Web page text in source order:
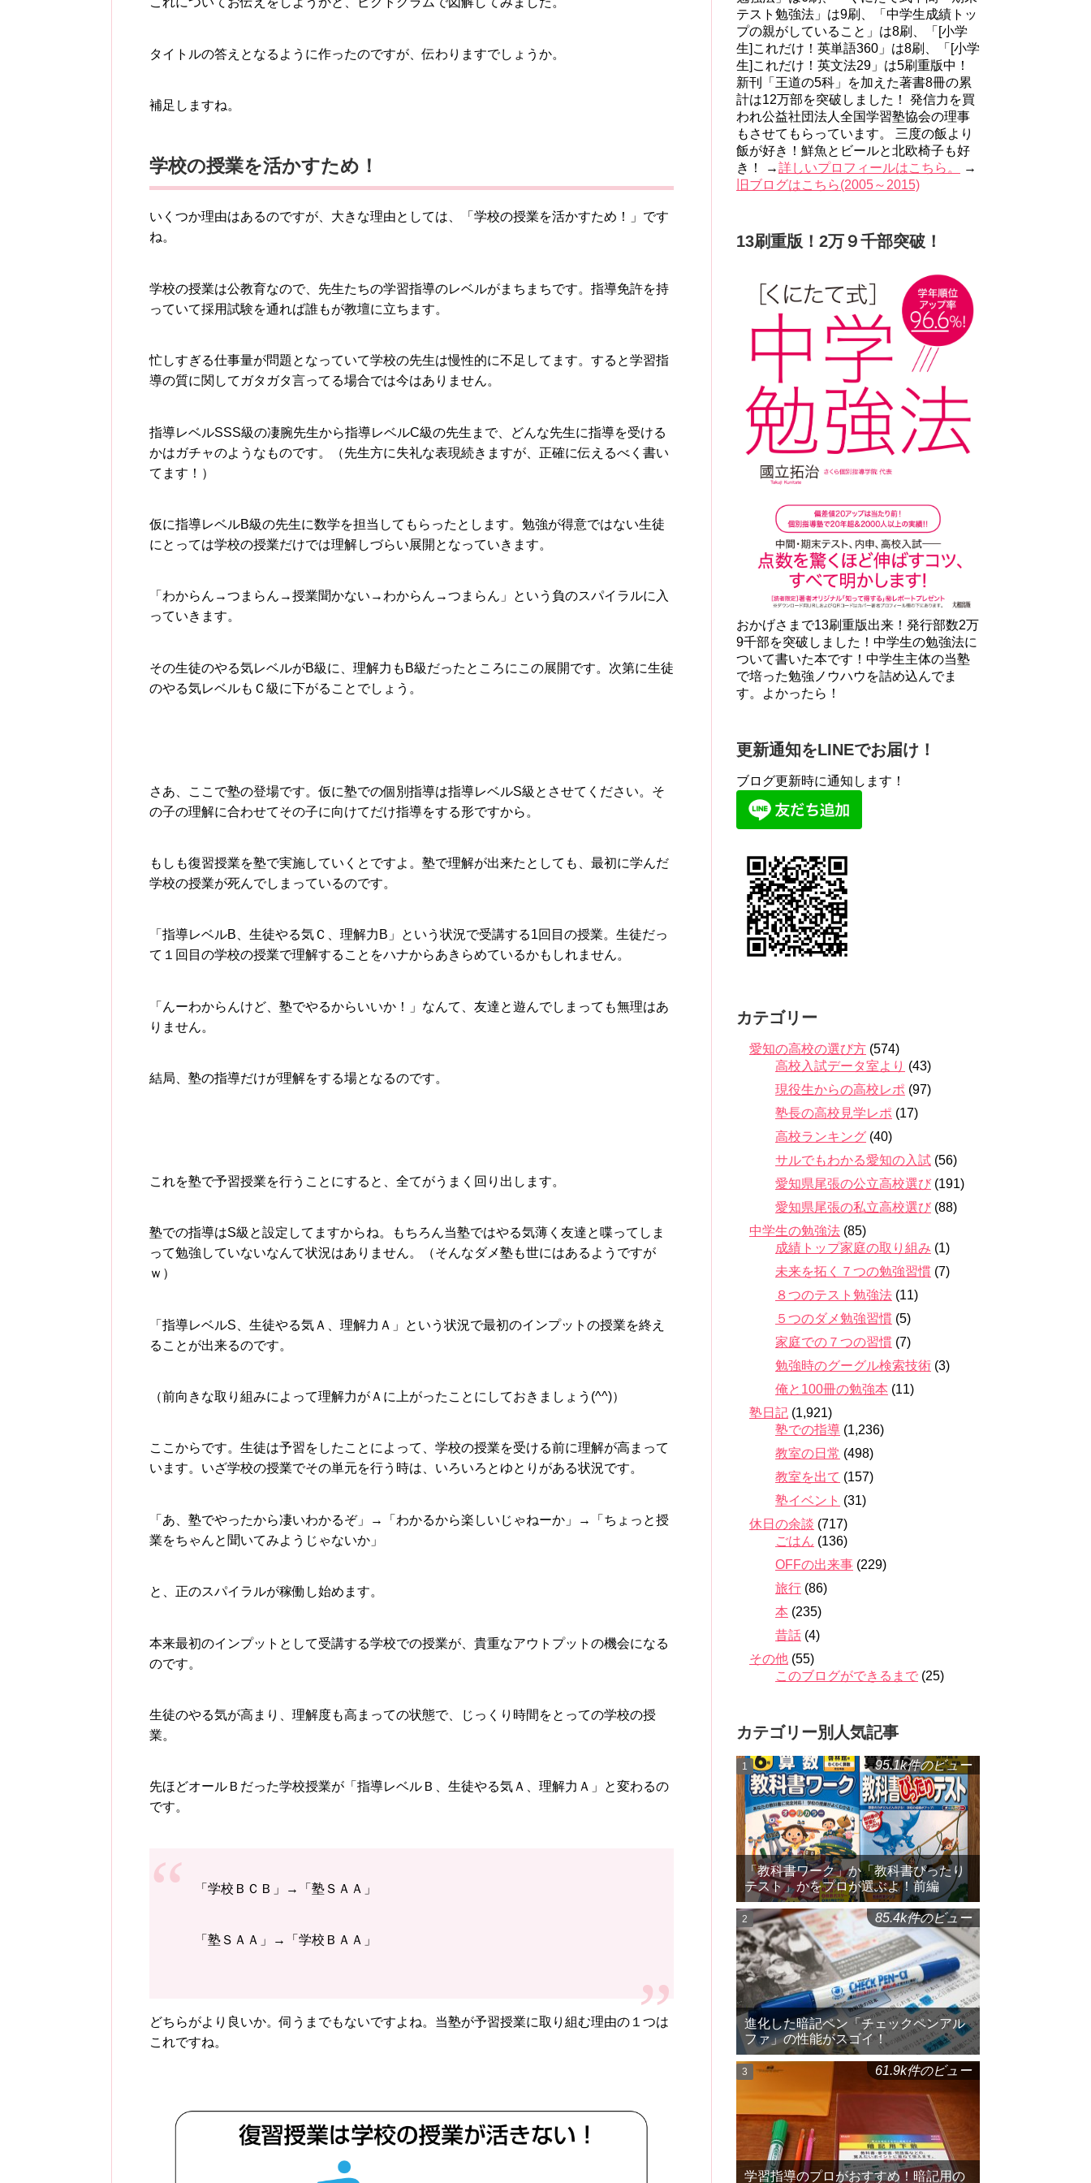
タイトルの答えとなるように作ったのですが、伝わりますでしょうか。
補足しますね。
学校の授業を活かすため！
いくつか理由はあるのですが、大きな理由としては、「学校の授業を活かすため！」です
ね。
学校の授業は公教育なので、先生たちの学習指導のレベルがまちまちです。指導免許を持
っていて採用試験を通れば誰もが教壇に立ちます。
忙しすぎる仕事量が問題となっていて学校の先生は慢性的に不足してます。すると学習指
導の質に関してガタガタ言ってる場合では今はありません。
指導レベルSSS級の凄腕先生から指導レベルC級の先生まで、どんな先生に指導を受ける
かはガチャのようなものです。（先生方に失礼な表現続きますが、正確に伝えるべく書い
てます！）
仮に指導レベルB級の先生に数学を担当してもらったとします。勉強が得意ではない生徒
にとっては学校の授業だけでは理解しづらい展開となっていきます。
「わからん→つまらん→授業聞かない→わからん→つまらん」という負のスパイラルに入
っていきます。
その生徒のやる気レベルがB級に、理解力もB級だったところにこの展開です。次第に生徒
のやる気レベルもＣ級に下がることでしょう。
さあ、ここで塾の登場です。仮に塾での個別指導は指導レベルS級とさせてください。そ
の子の理解に合わせてその子に向けてだけ指導をする形ですから。
もしも復習授業を塾で実施していくとですよ。塾で理解が出来たとしても、最初に学んだ
学校の授業が死んでしまっているのです。
「指導レベルB、生徒やる気Ｃ、理解力B」という状況で受講する1回目の授業。生徒だっ
て１回目の学校の授業で理解することをハナからあきらめているかもしれません。
「んーわからんけど、塾でやるからいいか！」なんて、友達と遊んでしまっても無理はあ
りません。
結局、塾の指導だけが理解をする場となるのです。
これを塾で予習授業を行うことにすると、全てがうまく回り出します。
塾での指導はS級と設定してますからね。もちろん当塾ではやる気薄く友達と喋ってしま
って勉強していないなんて状況はありません。（そんなダメ塾も世にはあるようですが
ｗ）
「指導レベルS、生徒やる気Ａ、理解力Ａ」という状況で最初のインプットの授業を終え
ることが出来るのです。
（前向きな取り組みによって理解力がＡに上がったことにしておきましょう(^^)）
ここからです。生徒は予習をしたことによって、学校の授業を受ける前に理解が高まって
います。いざ学校の授業でその単元を行う時は、いろいろとゆとりがある状況です。
「あ、塾でやったから凄いわかるぞ」→「わかるから楽しいじゃねーか」→「ちょっと授
業をちゃんと聞いてみようじゃないか」
と、正のスパイラルが稼働し始めます。
本来最初のインプットとして受講する学校での授業が、貴重なアウトプットの機会になる
のです。
生徒のやる気が高まり、理解度も高まっての状態で、じっくり時間をとっての学校の授
業。
先ほどオールＢだった学校授業が「指導レベルＢ、生徒やる気Ａ、理解力Ａ」と変わるの
です。
「学校ＢＣＢ」→「塾ＳＡＡ」
「塾ＳＡＡ」→「学校ＢＡＡ」
どちらがより良いか。伺うまでもないですよね。当塾が予習授業に取り組む理由の１つは
これですね。
テスト勉強法」は9刷、「中学生成績トッ
プの親がしていること」は8刷、「[小学
生]これだけ！英単語360」は8刷、「[小学
生]これだけ！英文法29」は5刷重版中！
新刊「王道の5科」を加えた著書8冊の累
計は12万部を突破しました！ 発信力を買
われ公益社団法人全国学習塾協会の理事
もさせてもらっています。 三度の飯より
飯が好き！鮮魚とビールと北欧椅子も好
き！ →詳しいプロフィールはこちら。
→
旧ブログはこちら(2005～2015)
13刷重版！2万９千部突破！
おかげさまで13刷重版出来！発行部数2万
9千部を突破しました！中学生の勉強法に
ついて書いた本です！中学生主体の当塾
で培った勉強ノウハウを詰め込んでま
す。よかったら！
更新通知をLINEでお届け！
ブログ更新時に通知します！
カテゴリー
愛知の高校の選び方 (574)
高校入試データ室より (43)
現役生からの高校レポ (97)
塾長の高校見学レポ (17)
高校ランキング (40)
サルでもわかる愛知の入試 (56)
愛知県尾張の公立高校選び (191)
愛知県尾張の私立高校選び (88)
中学生の勉強法 (85)
成績トップ家庭の取り組み (1)
未来を拓く７つの勉強習慣 (7)
８つのテスト勉強法 (11)
５つのダメ勉強習慣 (5)
家庭での７つの習慣 (7)
勉強時のグーグル検索技術 (3)
俺と100冊の勉強本 (11)
塾日記 (1,921)
塾での指導 (1,236)
教室の日常 (498)
教室を出て (157)
塾イベント (31)
休日の余談 (717)
ごはん (136)
OFFの出来事 (229)
旅行 (86)
本 (235)
昔話 (4)
その他 (55)
このブログができるまで (25)
カテゴリー別人気記事
「教科書ワーク」か「教科書ぴったり
テスト」かをプロが選ぶよ！前編
95.1k件のビュー
進化した暗記ペン「チェックペンアル
ファ」の性能がスゴイ！
85.4k件のビュー
学習指導のプロがおすすめ！暗記用の
61.9k件のビュー